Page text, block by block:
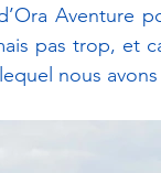
Aventure
pas trop, et
nous